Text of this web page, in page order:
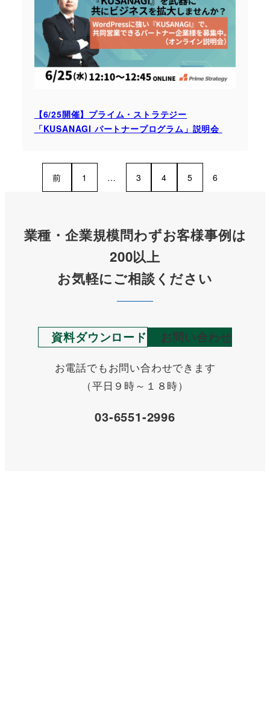
【6/25開催】プライム・ストラテジー
「KUSANAGI パートナープログラム」説明会
前 1 … 3 4 5 6
業種・企業規模問わずお客様事例は
200以上
お気軽にご相談ください
資料ダウンロード お問い合わせ
お電話でもお問い合わせできます
（平日９時～１８時）
03-6551-2996